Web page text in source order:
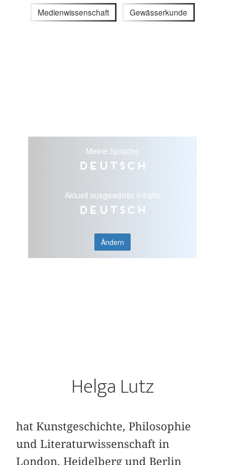
Medienwissenschaft Gewässerkunde
Meine Sprache
Deutsch
Aktuell ausgewählte Inhalte
Deutsch
Ändern
Helga Lutz
hat Kunstgeschichte, Philosophie
und Literaturwissenschaft in
London, Heidelberg und Berlin